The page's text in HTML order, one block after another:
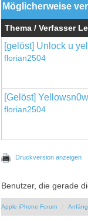
Möglicherweise
Thema / Verfasser
[gelöst] Unlock u
florian2504
[Gelöst] Yellowsn0w
florian2504
Druckversion anzeigen
Benutzer, die gerade
Apple iPhone Forum